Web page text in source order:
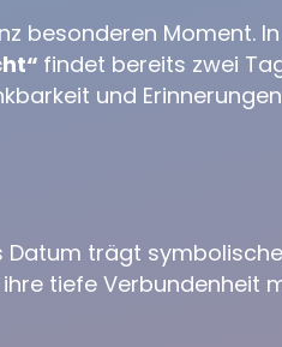
besonderen Moment.
findet bereits zwei
und
trägt
tiefe Verbundenheit